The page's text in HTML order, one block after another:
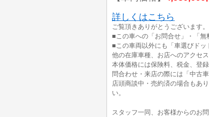
詳しくはこちら
ご覧頂きありがとうございます。
■この車への「お問合せ」・「
■この車両以外にも「車選びドッ
他の在庫車種、お店へのアクセ
本体価格には保険料、税金、登
問合わせ・来店の際には「中古
店頭商談中・売約済の場合もあ
い。
スタッフ一同、お客様からのお